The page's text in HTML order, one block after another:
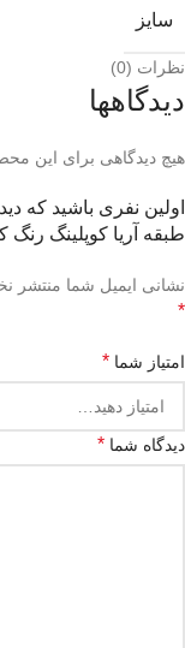
سایز
نظرات (0)
دیدگاهها
هیچ دیدگاهی برای این
اولین نفری باشید که
طبقه آریا کوپلینگ
نشانی ایمیل شما منتشر
*
امتیاز شما *
دیدگاه شما *